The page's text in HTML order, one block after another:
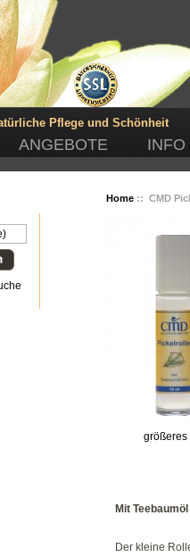
Pflege und Schönheit
ANGEBOTE INFO
Home :: CMD
größeres
Mit
Der kleine